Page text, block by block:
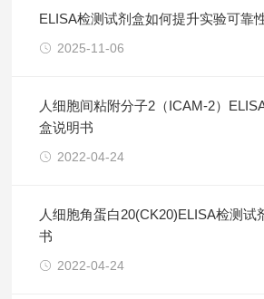
ELISA检测试剂盒如何提升实验可靠
2025-11-06
人细胞间粘附分子2（ICAM-2）
盒说明书
2022-04-24
人细胞角蛋白20(CK20)ELISA检测试
书
2022-04-24